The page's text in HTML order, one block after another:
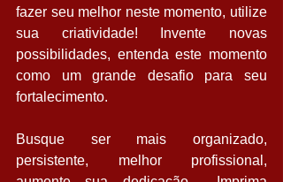
fazer seu melhor neste momento, utilize
sua criatividade! Invente novas
possibilidades, entenda este momento
como um grande desafio para seu
fortalecimento.
Busque ser mais organizado,
persistente, melhor profissional,